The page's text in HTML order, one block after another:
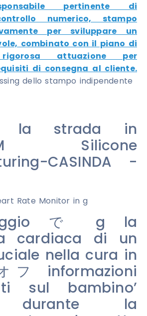
pertinente di
numerico, stampo
per sviluppare un
combinato con il piano di
rigorosa attuazione per
di consegna al cliente.
dello stampo indipendente
Silicone
CASINDA -
Rate Monitor in g
で g la
cardiaca di un
nella cura in
フ informazioni
sul bambino’
durante la